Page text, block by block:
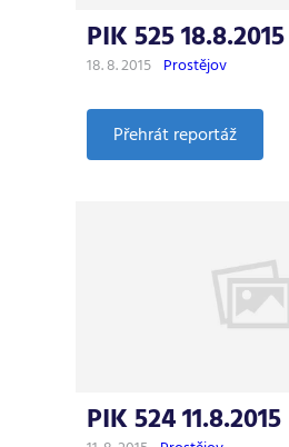
PIK 525 18.8.2015
18. 8. 2015 Prostějov
Přehrát reportáž:
PIK
PIK 524 11.8.2015